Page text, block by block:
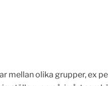
mellan olika grupper, ex